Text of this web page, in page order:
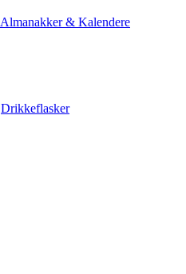
Almanakker & Kalendere
Drikkeflasker